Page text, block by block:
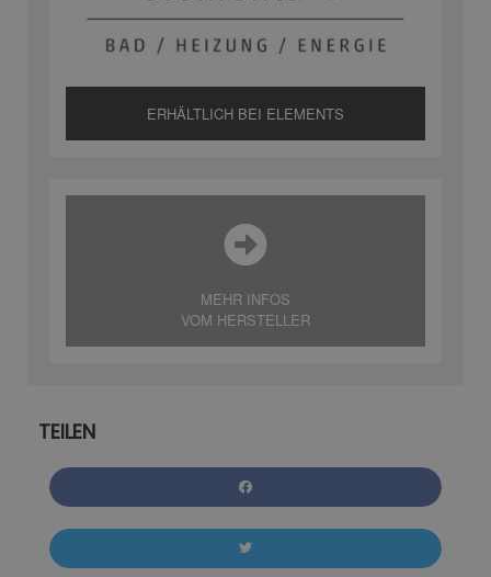
ERHÄLTLICH BEI ELEMENTS
MEHR INFOS
VOM HERSTELLER
TEILEN